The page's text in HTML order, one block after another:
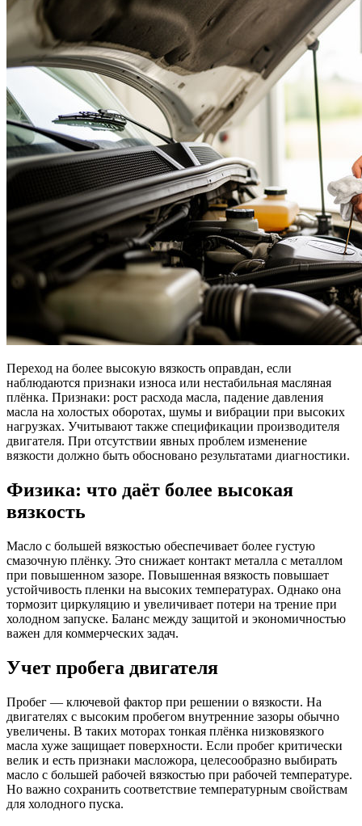
Переход на более высокую вязкость оправдан, если
наблюдаются признаки износа или нестабильная масляная
плёнка. Признаки: рост расхода масла, падение давления
масла на холостых оборотах, шумы и вибрации при высоких
нагрузках. Учитывают также спецификации производителя
двигателя. При отсутствии явных проблем изменение
вязкости должно быть обосновано результатами диагностики.
Физика: что даёт более высокая
вязкость
Масло с большей вязкостью обеспечивает более густую
смазочную плёнку. Это снижает контакт металла с металлом
при повышенном зазоре. Повышенная вязкость повышает
устойчивость пленки на высоких температурах. Однако она
тормозит циркуляцию и увеличивает потери на трение при
холодном запуске. Баланс между защитой и экономичностью
важен для коммерческих задач.
Учет пробега двигателя
Пробег — ключевой фактор при решении о вязкости. На
двигателях с высоким пробегом внутренние зазоры обычно
увеличены. В таких моторах тонкая плёнка низковязкого
масла хуже защищает поверхности. Если пробег критически
велик и есть признаки масложора, целесообразно выбирать
масло с большей рабочей вязкостью при рабочей температуре.
Но важно сохранить соответствие температурным свойствам
для холодного пуска.